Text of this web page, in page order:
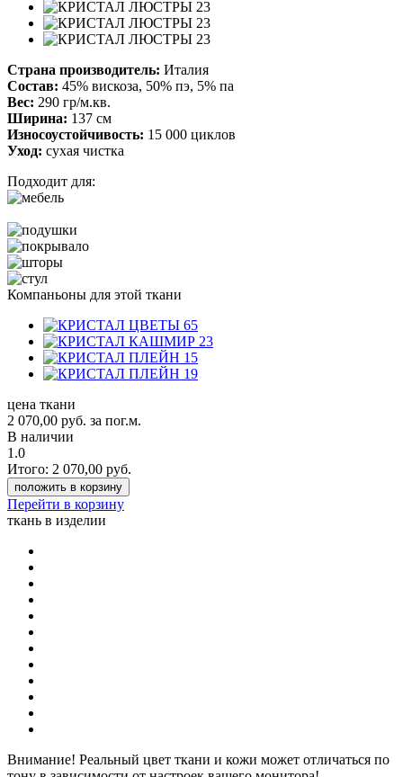
Страна производитель: Италия
Состав: 45% вискоза, 50% пэ, 5% па
Вес: 290 гр/м.кв.
Ширина: 137 см
Износоустойчивость: 15 000 циклов
Уход: сухая чистка
Подходит для:
Компаньоны для этой ткани
цена ткани
2 070,00 руб. за пог.м.
В наличии
1.0
Итого: 2 070,00 руб.
положить в корзину
Перейти в корзину
ткань в изделии
Внимание! Реальный цвет ткани и кожи может отличаться по